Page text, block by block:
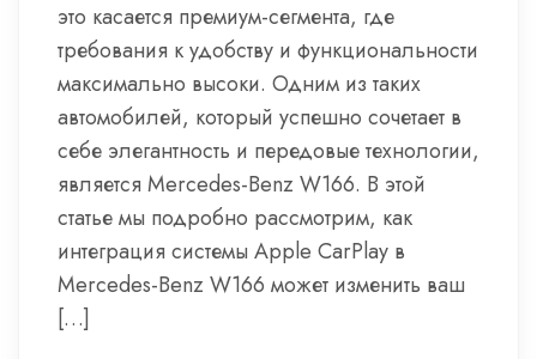
это касается премиум-сегмента, где
требования к удобству и функциональности
максимально высоки. Одним из таких
автомобилей, который успешно сочетает в
себе элегантность и передовые технологии,
является Mercedes-Benz W166. В этой
статье мы подробно рассмотрим, как
интеграция системы Apple CarPlay в
Mercedes-Benz W166 может изменить ваш
[…]